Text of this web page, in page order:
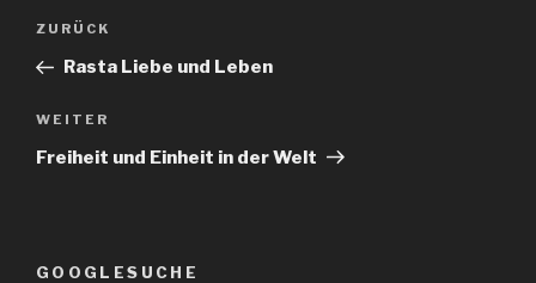
Beitrags-
Vorheriger
Beitrag
ZURÜCK
Rasta Liebe und Leben
Nächster
Beitrag
WEITER
Freiheit und Einheit in der Welt
GOOGLESUCHE